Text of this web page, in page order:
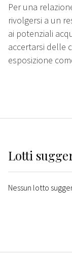
Per una
rivolgersi a un
ai potenziali
accertarsi delle
esposizione
Lotti
Nessun lotto